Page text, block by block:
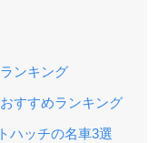
ンキング
すすめランキング
ハッチの名車3選